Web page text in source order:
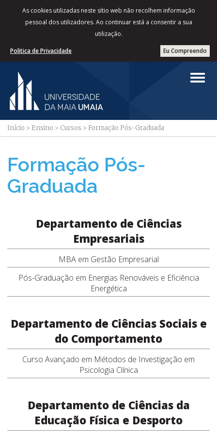
As cookies utilizadas neste sítio web não recolhem informação
pessoal dos utilizadores. Ao continuar está a consentir a sua
utilização.
Eu Compreendo
Politica de Privacidade
Início > Ensino > Cursos > Formação Pós-Graduada
Formação Pós-
Graduada
Departamento de Ciências
Empresariais
MBA em Gestão Empresarial
Pós-Graduação em Energias Renováveis e Eficiência
Energética
Departamento de Ciências Sociais e
do Comportamento
Curso Avançado em Métodos de Investigação em
Psicologia Clínica
Departamento de Ciências da
Educação Física e Desporto